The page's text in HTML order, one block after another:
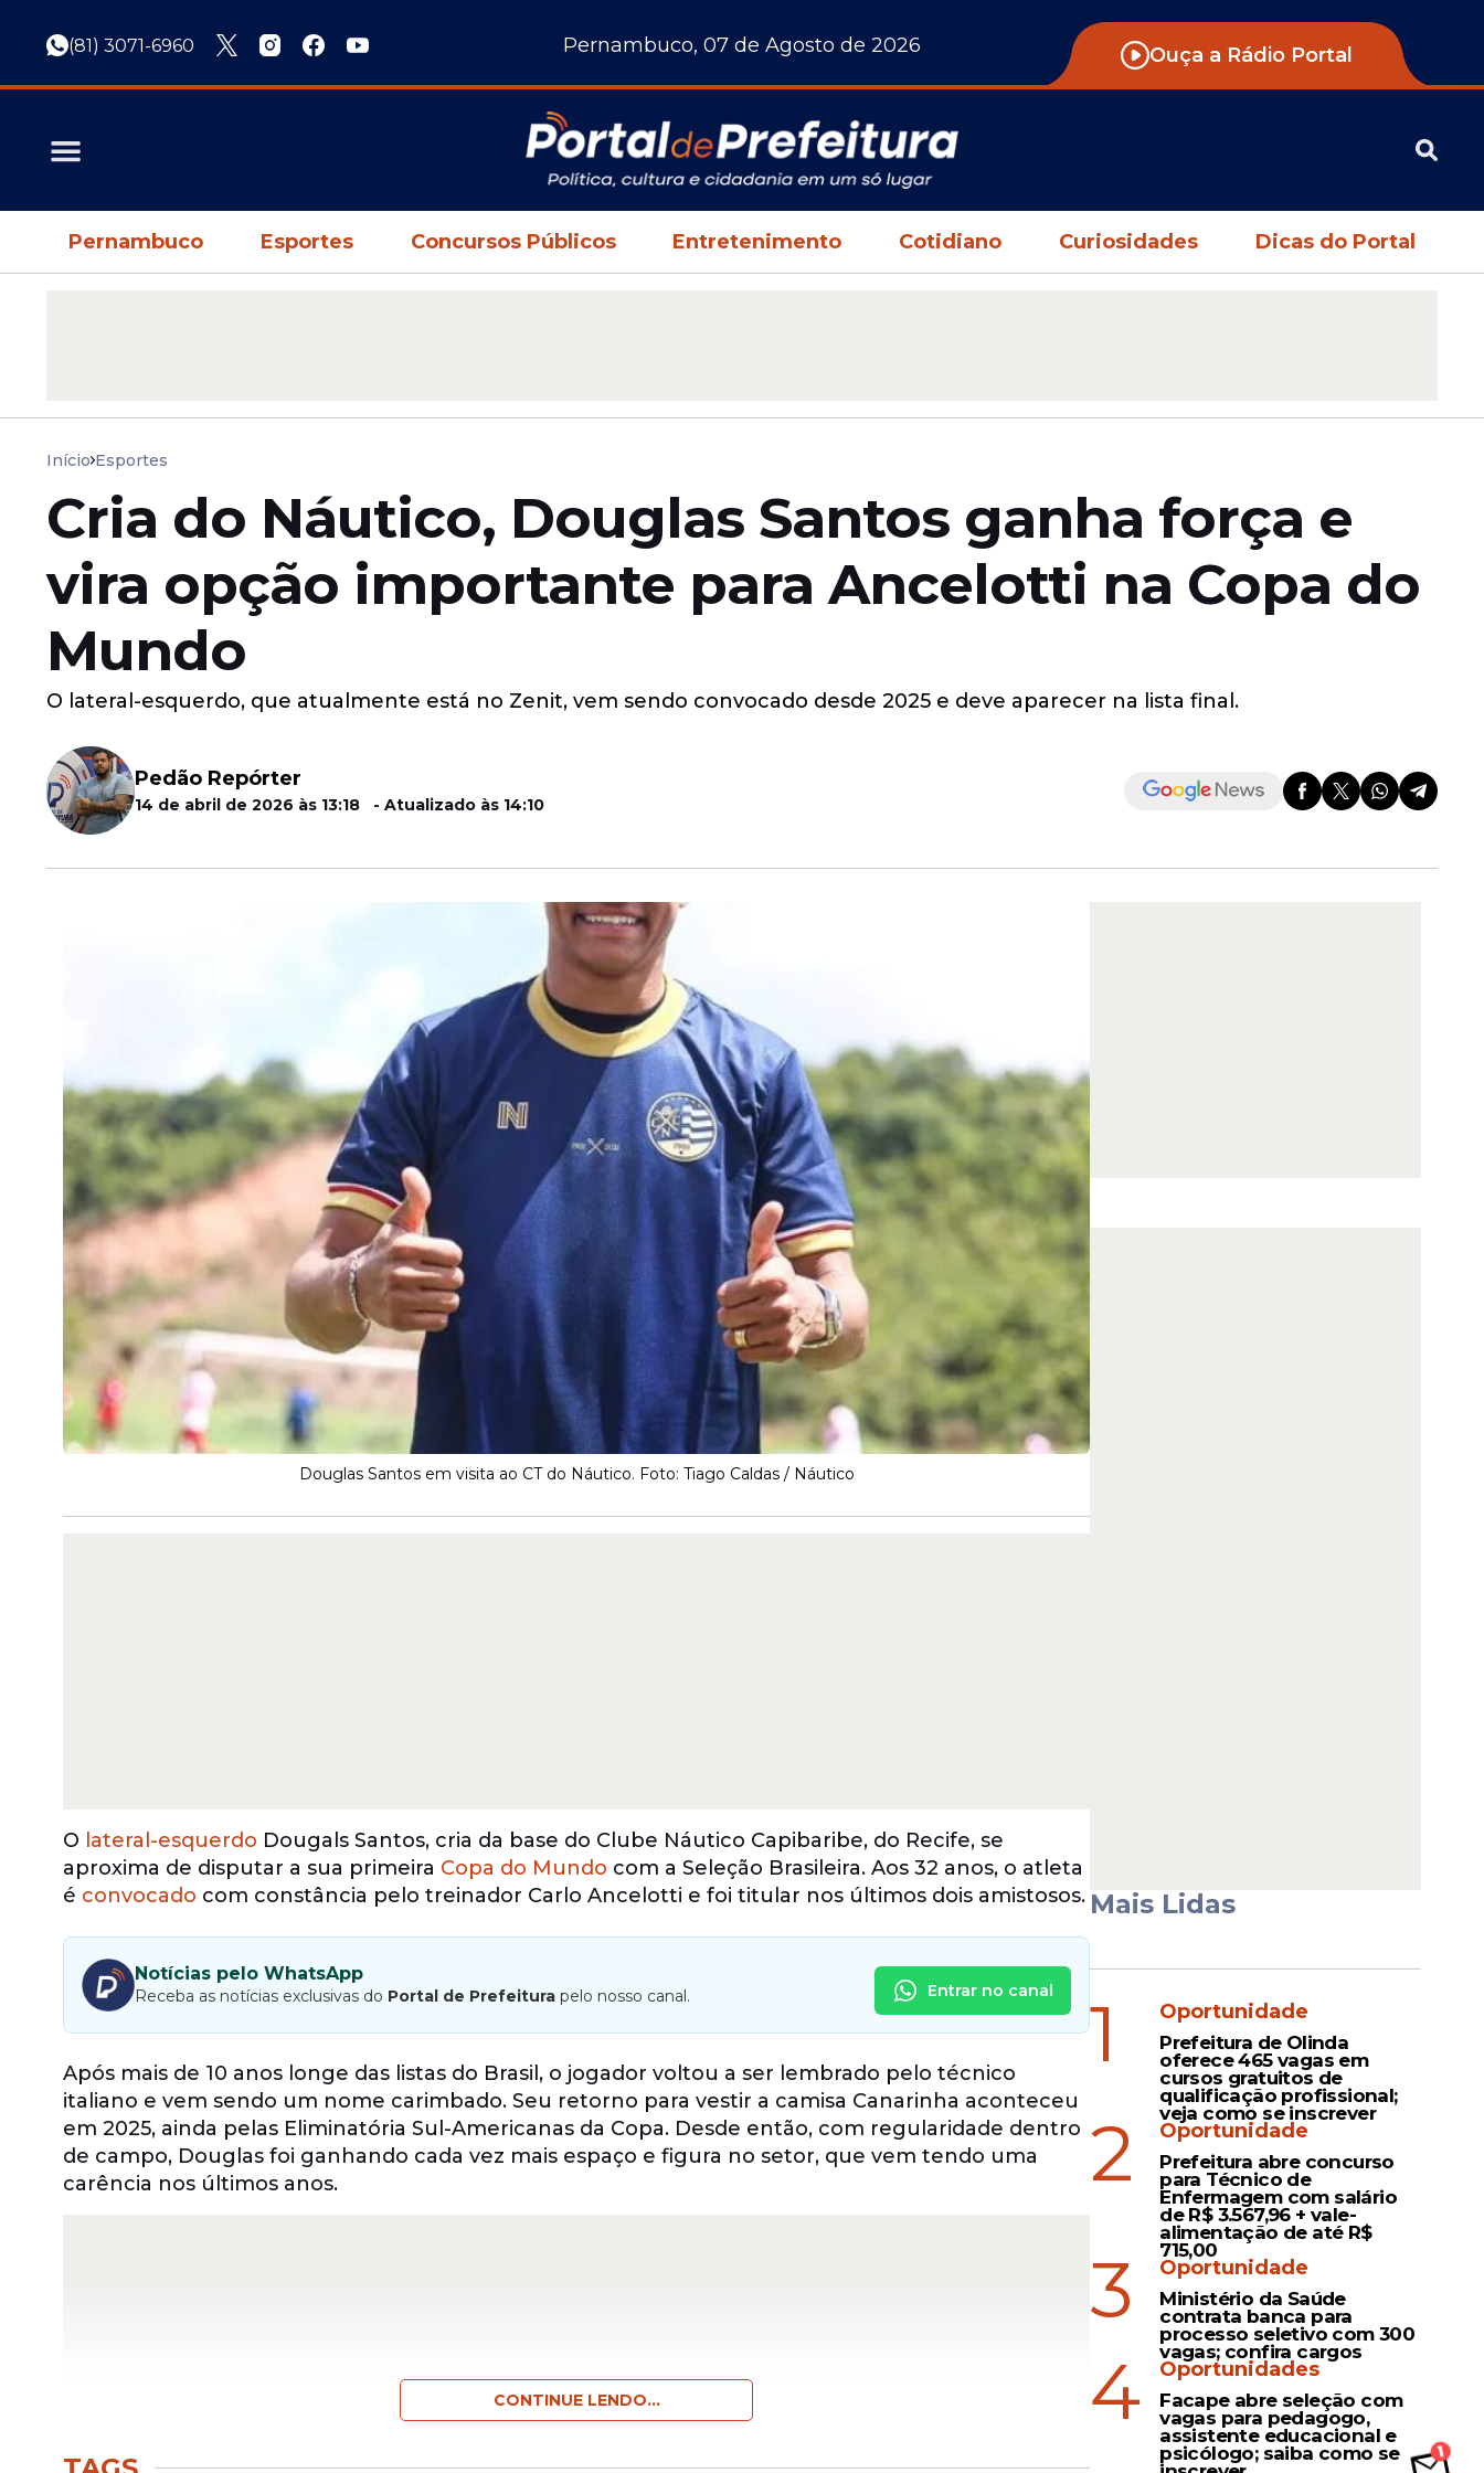
(81) 3071-6960 Pernambuco, 07 de Agosto de 2026 Ouça a Rádio Portal
Pernambuco Esportes Concursos Públicos Entretenimento Cotidiano Curiosidades Dicas do Portal
Início Esportes
Cria do Náutico, Douglas Santos ganha força e
vira opção importante para Ancelotti na Copa do
Mundo
O lateral-esquerdo, que atualmente está no Zenit, vem sendo convocado desde 2025 e deve aparecer na lista final.
Pedão Repórter
14 de abril de 2026 às 13:18 - Atualizado às 14:10
Douglas Santos em visita ao CT do Náutico. Foto: Tiago Caldas / Náutico
O lateral-esquerdo Dougals Santos, cria da base do Clube Náutico Capibaribe, do Recife, se
aproxima de disputar a sua primeira Copa do Mundo com a Seleção Brasileira. Aos 32 anos, o atleta
é convocado com constância pelo treinador Carlo Ancelotti e foi titular nos últimos dois amistosos.
Notícias pelo WhatsApp
Receba as notícias exclusivas do Portal de Prefeitura pelo nosso canal. Entrar no canal
Após mais de 10 anos longe das listas do Brasil, o jogador voltou a ser lembrado pelo técnico
italiano e vem sendo um nome carimbado. Seu retorno para vestir a camisa Canarinha aconteceu
em 2025, ainda pelas Eliminatória Sul-Americanas da Copa. Desde então, com regularidade dentro
de campo, Douglas foi ganhando cada vez mais espaço e figura no setor, que vem tendo uma
carência nos últimos anos.
CONTINUE LENDO...
Mais Lidas
1 Oportunidade
Prefeitura de Olinda
oferece 465 vagas em
cursos gratuitos de
qualificação profissional;
veja como se inscrever
2 Oportunidade
Prefeitura abre concurso
para Técnico de
Enfermagem com salário
de R$ 3.567,96 + vale-
alimentação de até R$
715,00
3 Oportunidade
Ministério da Saúde
contrata banca para
processo seletivo com 300
vagas; confira cargos
4 Oportunidades
Facape abre seleção com
vagas para pedagogo,
assistente educacional e
psicólogo; saiba como se